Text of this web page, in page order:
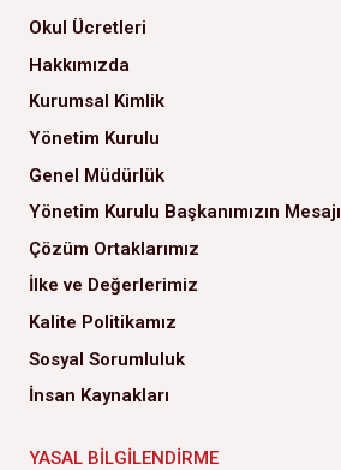
Okul Ücretleri
Hakkımızda
Kurumsal Kimlik
Yönetim Kurulu
Genel Müdürlük
Yönetim Kurulu Başkanımızın Mesajı
Çözüm Ortaklarımız
İlke ve Değerlerimiz
Kalite Politikamız
Sosyal Sorumluluk
İnsan Kaynakları
YASAL BILGILENDIRME